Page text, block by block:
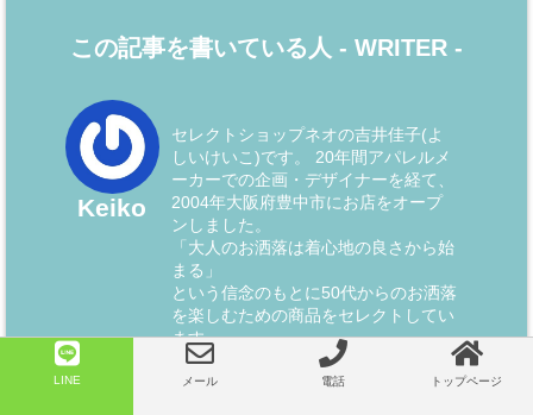
この記事を書いている人 - WRITER -
Keiko
セレクトショップネオの吉井佳子(よ
しいけいこ)です。 20年間アパレルメ
ーカーでの企画・デザイナーを経て、
2004年大阪府豊中市にお店をオープ
ンしました。
「大人のお洒落は着心地の良さから始
まる」
という信念のもとに50代からのお洒落
を楽しむための商品をセレクトしてい
ます。
そしてそれを着た全てのお客様が笑顔
になれる為に、お客様お一人お一人に
LINE メール 電話 トップページ